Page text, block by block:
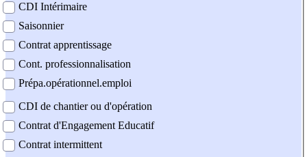
CDI Intérimaire
Saisonnier
Contrat apprentissage
Cont. professionnalisation
Prépa.opérationnel.emploi
CDI de chantier ou d'opération
Contrat d'Engagement Educatif
Contrat intermittent